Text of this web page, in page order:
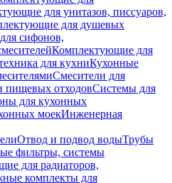
для унитазов, писсуаров,
для душевых
сифонов,
Комплектующие для
для кухниКухонные
Смесители для
пищевых отходовСистемы для
для кухонных
моекИнженерная
Отвод и подвод водыТрубы
фильтры, системы
для радиаторов,
комплекты для